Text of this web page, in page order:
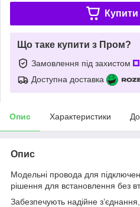
Купити
Що таке купити з Пром?
Замовлення під захистом
Доступна доставка
Опис Характеристики
Опис
Модельні провода для
рішення для встановлення без
Забезпечують надійне з’єднання,